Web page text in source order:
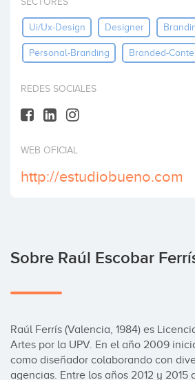
Ui/ux-Design Designer
Personal-Branding Branded-
REDES SOCIALES
WEB OFICIAL
http://estudiobueno.com
Sobre Raúl Escobar
Raúl Ferrís (Valencia, 1984) es
Artes por la UPV. En el año 2009
como diseñador colaborando con
agencias. Entre los años 2012 y 2015